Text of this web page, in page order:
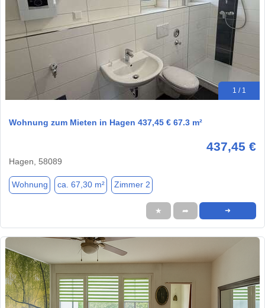
1 / 1
Wohnung zum Mieten in Hagen 437,45 € 67.3 m²
437,45 €
Hagen, 58089
Wohnung ca. 67,30 m² Zimmer 2
★ ➦ ➜